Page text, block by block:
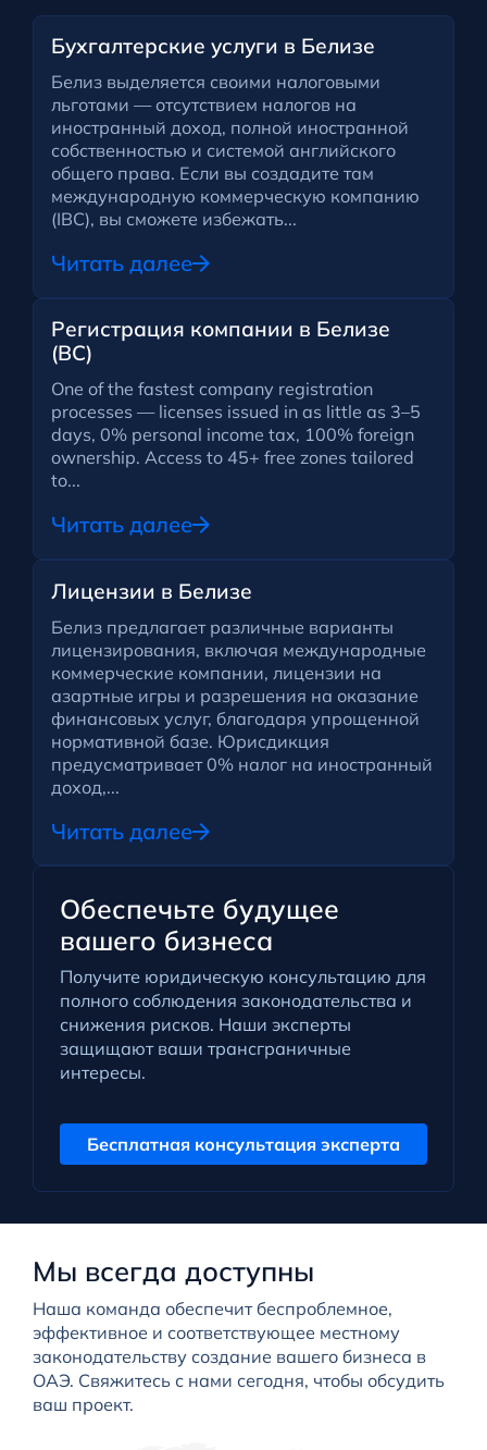
Бухгалтерские услуги в Белизе
Белиз выделяется своими налоговыми
льготами — отсутствием налогов на
иностранный доход, полной иностранной
собственностью и системой английского
общего права. Если вы создадите там
международную коммерческую компанию
(IBC), вы сможете избежать...
Читать далее
Регистрация компании в Белизе
(BC)
One of the fastest company registration
processes — licenses issued in as little as 3–5
days, 0% personal income tax, 100% foreign
ownership. Access to 45+ free zones tailored
to...
Читать далее
Лицензии в Белизе
Белиз предлагает различные варианты
лицензирования, включая международные
коммерческие компании, лицензии на
азартные игры и разрешения на оказание
финансовых услуг, благодаря упрощенной
нормативной базе. Юрисдикция
предусматривает 0% налог на иностранный
доход,...
Читать далее
Обеспечьте будущее
вашего бизнеса
Получите юридическую консультацию для
полного соблюдения законодательства и
снижения рисков. Наши эксперты
защищают ваши трансграничные
интересы.
Бесплатная консультация эксперта
Мы всегда доступны
Наша команда обеспечит беспроблемное,
эффективное и соответствующее местному
законодательству создание вашего бизнеса в
ОАЭ. Свяжитесь с нами сегодня, чтобы обсудить
ваш проект.